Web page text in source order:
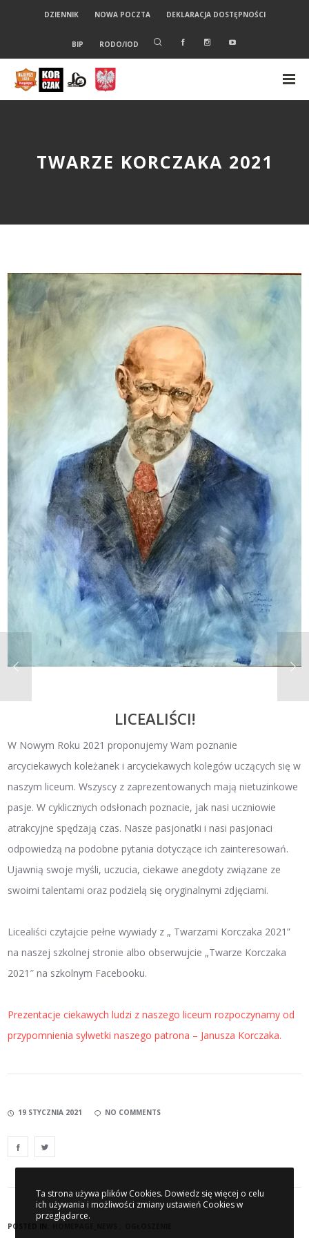
DZIENNIK NOWA POCZTA DEKLARACJA DOSTĘPNOŚCI
BIP RODO/IOD
TWARZE KORCZAKA 2021
LICEALIŚCI!
W Nowym Roku 2021 proponujemy Wam poznanie
arcyciekawych koleżanek i arcyciekawych kolegów uczących się w
naszym liceum. Wszyscy z zaprezentowanych mają nietuzinkowe
pasje. W cyklicznych odsłonach poznacie, jak nasi uczniowie
atrakcyjne spędzają czas. Nasze pasjonatki i nasi pasjonaci
odpowiedzą na podobne pytania dotyczące ich zainteresowań.
Ujawnią swoje myśli, uczucia, ciekawe anegdoty związane ze
swoimi talentami oraz podzielą się oryginalnymi zdjęciami.
Licealiści czytajcie pełne wywiady z „ Twarzami Korczaka 2021”
na naszej szkolnej stronie albo obserwujcie „Twarze Korczaka
2021″ na szkolnym Facebooku.
Prezentacje ciekawych ludzi z naszego liceum rozpoczynamy od
przypomnienia sylwetki naszego patrona – Janusza Korczaka.
19 STYCZNIA 2021 NO COMMENTS
POSTED IN:
Ta strona używa plików Cookies. Dowiedz się więcej o celu
ich używania i możliwości zmiany ustawień Cookies w
przeglądarce.